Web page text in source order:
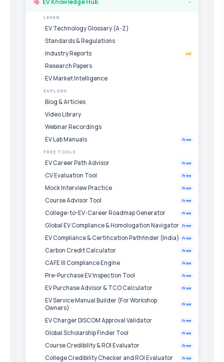
EV Knowledge Hub ›
LEARN
EV Technology Glossary (A-Z)
Standards & Regulations
Industry Reports
LG
Research Papers
EV Market Intelligence
EXPLORE
Blog & Articles
Video Library
Webinar Recordings
EV Lab Manuals
Free
FREE TOOLS
EV Career Path Advisor Free
CV Evaluation Tool Free
Mock Interview Practice Free
Course Advisor Tool Free
College-to-EV-Career Roadmap Generator Free
Global EV Compliance & Homologation Navigator Free
EV Compliance & Certification Pathfinder (India) Free
Carbon Credit Calculator Free
CAFE III Compliance Engine Free
Pre-Purchase EV Inspection Tool Free
EV Purchase Advisor & TCO Calculator Free
EV Service Manual Builder (For Workshop
Owners)
Free
EV Charger DISCOM Approval Validator Free
Global Scholarship Finder Tool Free
Course Credibility & ROI Evaluator Free
College Credibility Checker and ROI Evaluator Free